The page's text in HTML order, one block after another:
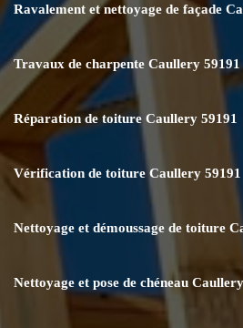
Ravalement et nettoyage de façade
Travaux de charpente Caullery 59191
Réparation de toiture Caullery 59191
Vérification de toiture Caullery 59191
Nettoyage et démoussage de toiture
Nettoyage et pose de chéneau